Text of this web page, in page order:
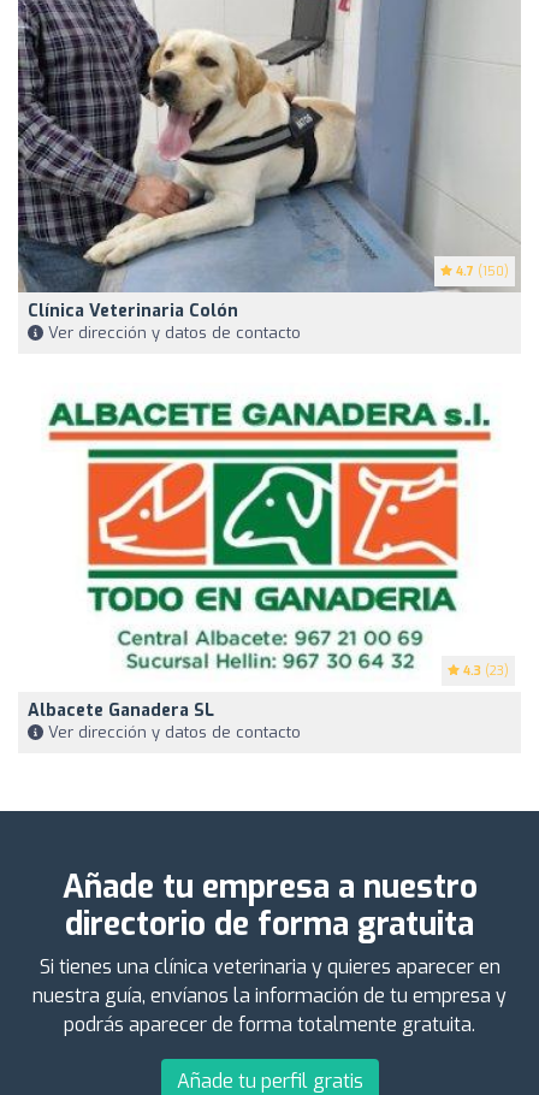
4.7 (150)
Clínica Veterinaria Colón
Ver dirección y datos de contacto
4.3 (23)
Albacete Ganadera SL
Ver dirección y datos de contacto
Añade tu empresa a nuestro
directorio de forma gratuita
Si tienes una clínica veterinaria y quieres aparecer en
nuestra guía, envíanos la información de tu empresa y
podrás aparecer de forma totalmente gratuita.
Añade tu perfil gratis